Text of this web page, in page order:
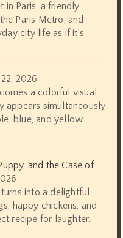
in Paris, a friendly
Paris Metro, and
city life as if it’s
2026
a colorful visual
appears simultaneously
blue, and yellow
and the Case of
into a delightful
happy chickens, and
recipe for laughter.